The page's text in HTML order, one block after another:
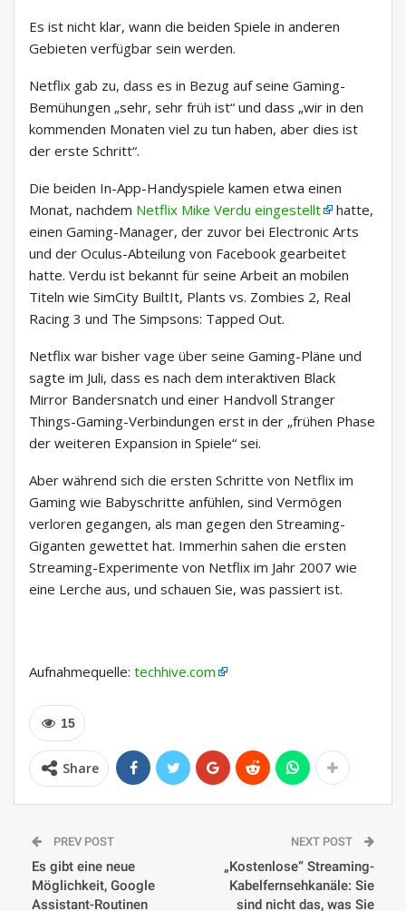
Es ist nicht klar, wann die beiden Spiele in anderen
Gebieten verfügbar sein werden.
Netflix gab zu, dass es in Bezug auf seine Gaming-
Bemühungen „sehr, sehr früh ist“ und dass „wir in den
kommenden Monaten viel zu tun haben, aber dies ist
der erste Schritt“.
Die beiden In-App-Handyspiele kamen etwa einen
Monat, nachdem Netflix Mike Verdu eingestellt
hatte,
einen Gaming-Manager, der zuvor bei Electronic Arts
und der Oculus-Abteilung von Facebook gearbeitet
hatte. Verdu ist bekannt für seine Arbeit an mobilen
Titeln wie SimCity BuiltIt, Plants vs. Zombies 2, Real
Racing 3 und The Simpsons: Tapped Out.
Netflix war bisher vage über seine Gaming-Pläne und
sagte im Juli, dass es nach dem interaktiven Black
Mirror Bandersnatch und einer Handvoll Stranger
Things-Gaming-Verbindungen erst in der „frühen Phase
der weiteren Expansion in Spiele“ sei.
Aber während sich die ersten Schritte von Netflix im
Gaming wie Babyschritte anfühlen, sind Vermögen
verloren gegangen, als man gegen den Streaming-
Giganten gewettet hat. Immerhin sahen die ersten
Streaming-Experimente von Netflix im Jahr 2007 wie
eine Lerche aus, und schauen Sie, was passiert ist.
Aufnahmequelle: techhive.com
15
Share
PREV POST
Es gibt eine neue
Möglichkeit, Google
Assistant-Routinen
NEXT POST
„Kostenlose“ Streaming-
Kabelfernsehkanäle: Sie
sind nicht das, was Sie